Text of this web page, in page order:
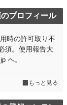
プロフィール
時の許可取り不
須。使用報告大
へ。
もっと見る